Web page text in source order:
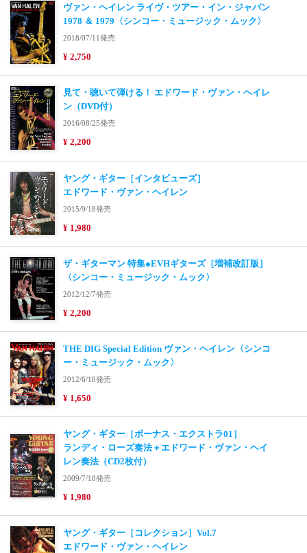
ヴァン・ヘイレン ライヴ・ツアー・イン・ジャパン
1978 ＆ 1979〈シンコー・ミュージック・ムック〉
2018/07/11発売
¥ 2,750
見て・聴いて弾ける！ エドワード・ヴァン・ヘイレ
ン（DVD付）
2016/08/25発売
¥ 2,200
ヤング・ギター［インタビューズ］
エドワード・ヴァン・ヘイレン
2015/9/18発売
¥ 1,980
ザ・ギターマン 特集●EVHギターズ［増補改訂版］
〈シンコー・ミュージック・ムック〉
2012/12/7発売
¥ 2,200
THE DIG Special Edition ヴァン・ヘイレン〈シンコ
ー・ミュージック・ムック〉
2012/6/18発売
¥ 1,650
ヤング・ギター［ボーナス・エクストラ01］
ランディ・ローズ奏法＋エドワード・ヴァン・ヘイ
レン奏法（CD2枚付）
2009/7/18発売
¥ 1,980
ヤング・ギター［コレクション］Vol.7
エドワード・ヴァン・ヘイレン